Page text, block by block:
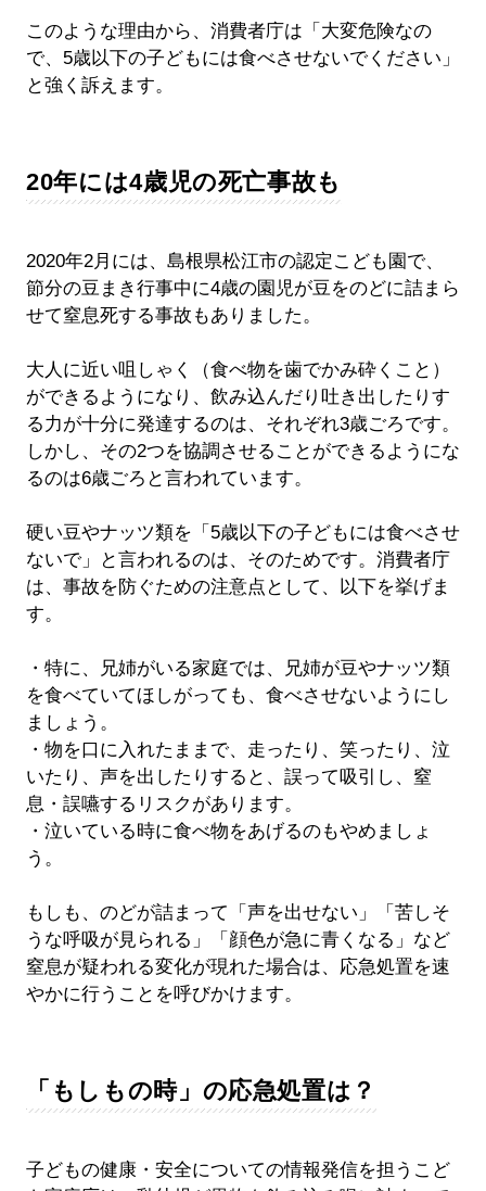
このような理由から、消費者庁は「大変危険なの
で、5歳以下の子どもには食べさせないでください」
と強く訴えます。
20年には4歳児の死亡事故も
2020年2月には、島根県松江市の認定こども園で、
節分の豆まき行事中に4歳の園児が豆をのどに詰まら
せて窒息死する事故もありました。
大人に近い咀しゃく（食べ物を歯でかみ砕くこと）
ができるようになり、飲み込んだり吐き出したりす
る力が十分に発達するのは、それぞれ3歳ごろです。
しかし、その2つを協調させることができるようにな
るのは6歳ごろと言われています。
硬い豆やナッツ類を「5歳以下の子どもには食べさせ
ないで」と言われるのは、そのためです。消費者庁
は、事故を防ぐための注意点として、以下を挙げま
す。
・特に、兄姉がいる家庭では、兄姉が豆やナッツ類
を食べていてほしがっても、食べさせないようにし
ましょう。
・物を口に入れたままで、走ったり、笑ったり、泣
いたり、声を出したりすると、誤って吸引し、窒
息・誤嚥するリスクがあります。
・泣いている時に食べ物をあげるのもやめましょ
う。
もしも、のどが詰まって「声を出せない」「苦しそ
うな呼吸が見られる」「顔色が急に青くなる」など
窒息が疑われる変化が現れた場合は、応急処置を速
やかに行うことを呼びかけます。
「もしもの時」の応急処置は？
子どもの健康・安全についての情報発信を担うこど